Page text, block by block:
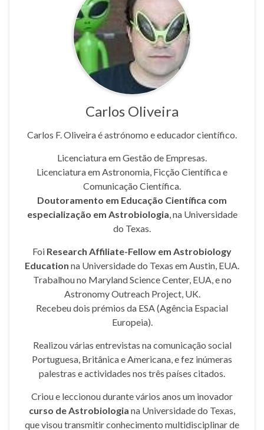
Carlos Oliveira
Carlos F. Oliveira é astrónomo e educador científico.
Licenciatura em Gestão de Empresas.
Licenciatura em Astronomia, Ficção Científica e
Comunicação Científica.
Doutoramento em Educação Científica com
especialização em Astrobiologia , na Universidade
do Texas.
Foi Research Affiliate-Fellow em Astrobiology
Education na Universidade do Texas em Austin, EUA.
Trabalhou no Maryland Science Center, EUA, e no
Astronomy Outreach Project, UK.
Recebeu dois prémios da ESA (Agência Espacial
Europeia).
Realizou várias entrevistas na comunicação social
Portuguesa, Britânica e Americana, e fez inúmeras
palestras e actividades nos três países citados.
Criou e leccionou durante vários anos um inovador
curso de Astrobiologia na Universidade do Texas,
que visou transmitir conhecimento multidisciplinar de